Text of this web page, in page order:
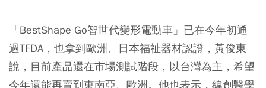
「BestShape Go智世代變形電動車」已在今年初通
過TFDA，也拿到歐洲、日本福祉器材認證，黃俊東
說，目前產品還在市場測試階段，以台灣為主，希望
今年還能再賣到東南亞、歐洲。他也表示，緯創醫學